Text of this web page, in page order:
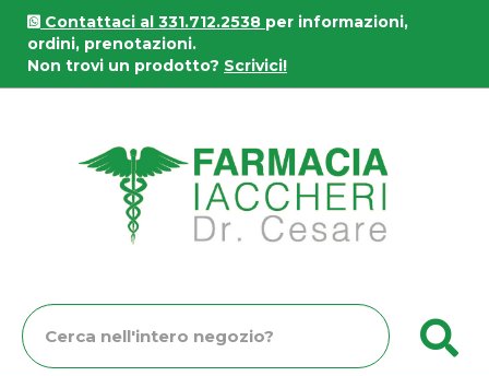
Passa
contenuto
principale
Contattaci al 331.712.2538 per informazioni,
ordini, prenotazioni.
Non trovi un prodotto? Scrivici!
Cerca
Prodotto